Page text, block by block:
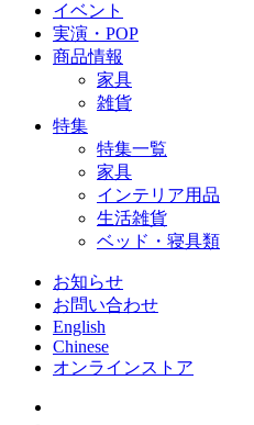
イベント
実演・POP
商品情報
家具
雑貨
特集
特集一覧
家具
インテリア用品
生活雑貨
ベッド・寝具類
お知らせ
お問い合わせ
English
Chinese
オンラインストア